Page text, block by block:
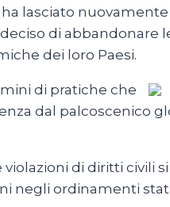
lasciato
di abbandonare
dei loro Paesi.
di pratiche che
dal palcoscenico
di diritti civili
negli ordinamenti